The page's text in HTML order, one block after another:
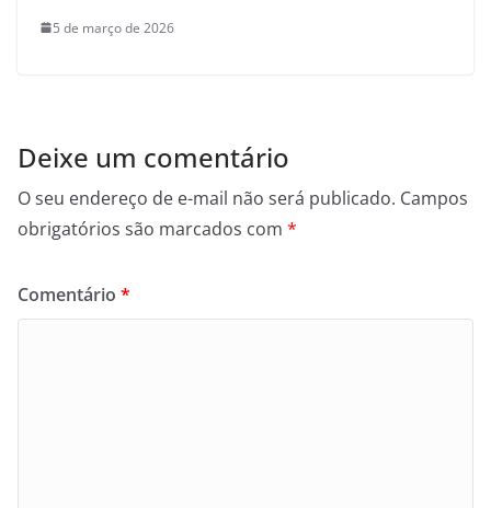
5 de março de 2026
Deixe um comentário
O seu endereço de e-mail não será publicado. Campos
obrigatórios são marcados com *
Comentário *